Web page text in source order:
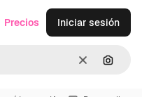
Borrar
Precios Iniciar sesión